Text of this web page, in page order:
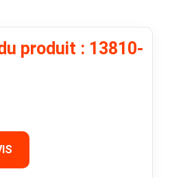
produit : 13810-